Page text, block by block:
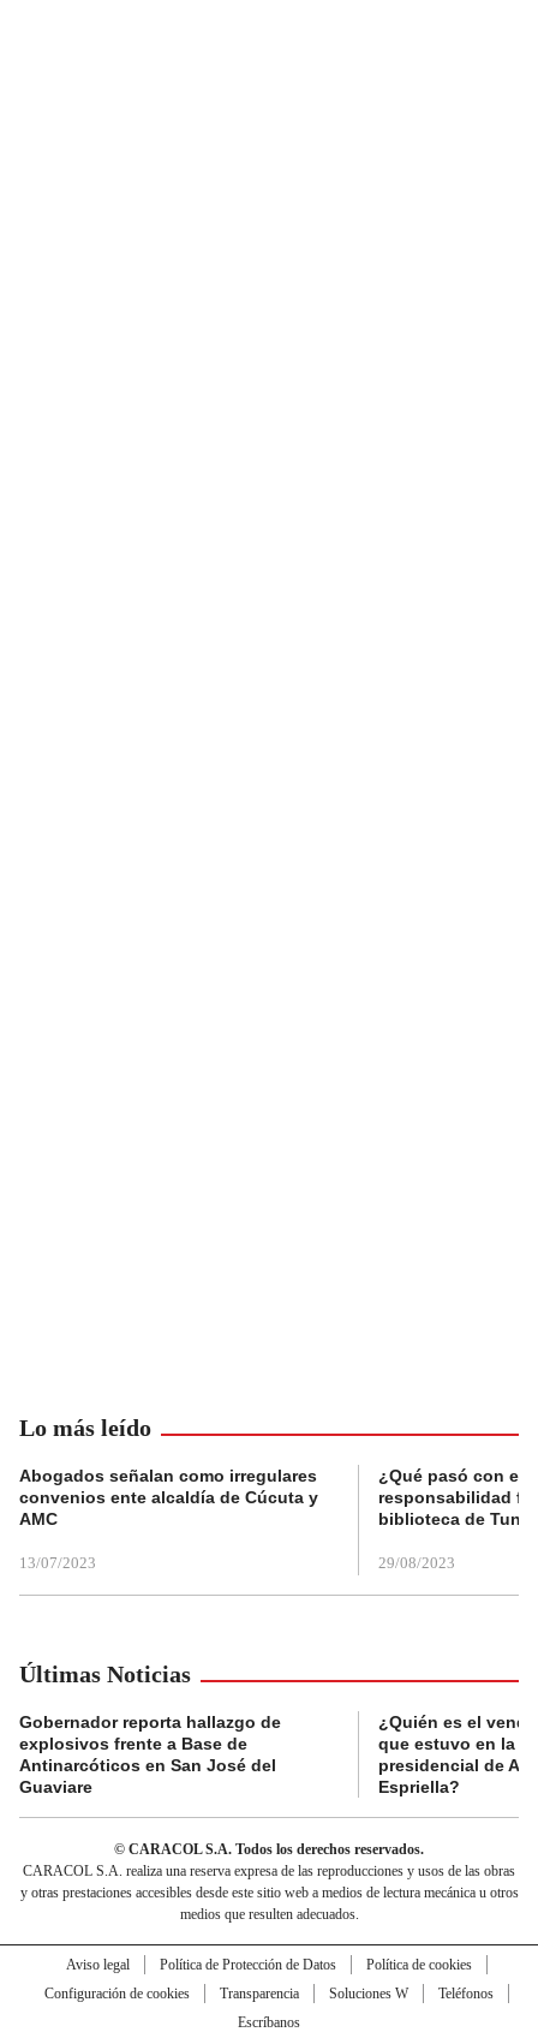
Lo más leído
Abogados señalan como irregulares
convenios ente alcaldía de Cúcuta y
AMC
13/07/2023
¿Qué pasó con el
responsabilidad
biblioteca de
29/08/2023
Últimas Noticias
Gobernador reporta hallazgo de
explosivos frente a Base de
Antinarcóticos en San José del
Guaviare
¿Quién es el
que estuvo en la
presidencial de
Espriella?
© CARACOL S.A. Todos los derechos reservados.
CARACOL S.A. realiza una reserva expresa de las reproducciones y usos de las obras
y otras prestaciones accesibles desde este sitio web a medios de lectura mecánica u otros
medios que resulten adecuados.
Aviso legal Política de Protección de Datos
Política de cookies
Configuración de cookies
Transparencia Soluciones W
Teléfonos
Escríbanos